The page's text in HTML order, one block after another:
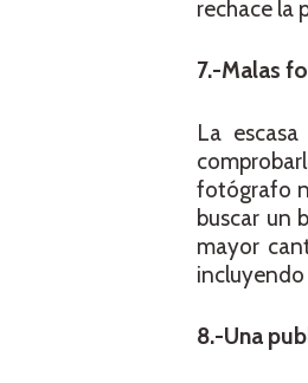
rechace la
7.-Malas
La
fotógrafo
buscar un
mayor
8.-Una